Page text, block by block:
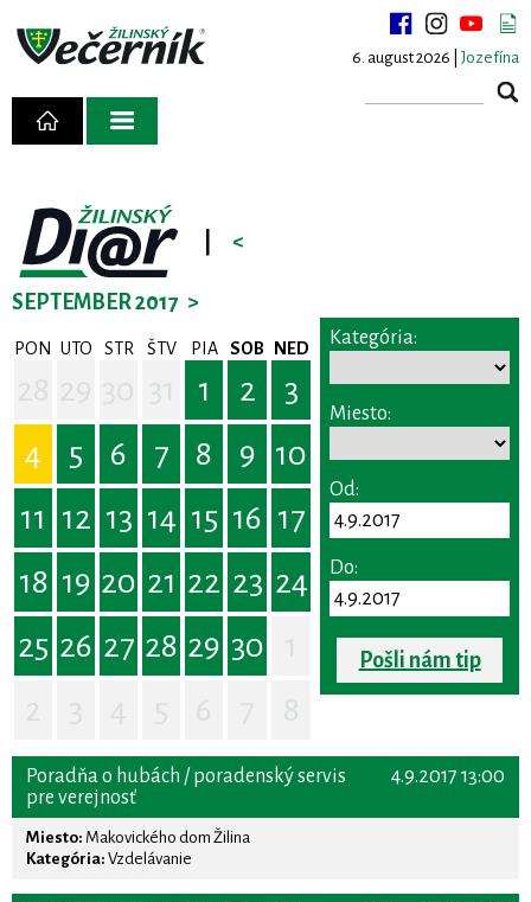
6. august 2026 | Jozefína
<
SEPTEMBER 2017 >
PON UTO STR ŠTV PIA SOB NED
1 2
3
4
5 6 7 8 9 10
11 12 13 14 15 16 17
18 19 20 21 22 23 24
25 26 27 28 29 30
Kategória:
Miesto:
Od:
Do:
Pošli nám tip
4.9.2017 13:00
Poradňa o hubách / poradenský servis
pre verejnosť
Miesto: Makovického dom Žilina
Kategória: Vzdelávanie